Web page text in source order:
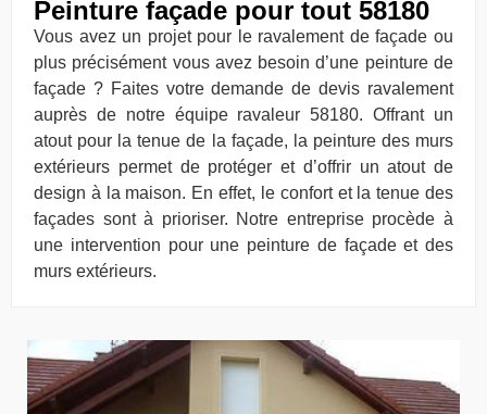
Peinture façade pour tout 58180
Vous avez un projet pour le ravalement de façade ou
plus précisément vous avez besoin d’une peinture de
façade ? Faites votre demande de devis ravalement
auprès de notre équipe ravaleur 58180. Offrant un
atout pour la tenue de la façade, la peinture des murs
extérieurs permet de protéger et d’offrir un atout de
design à la maison. En effet, le confort et la tenue des
façades sont à prioriser. Notre entreprise procède à
une intervention pour une peinture de façade et des
murs extérieurs.